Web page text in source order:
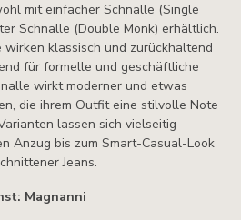
mit einfacher Schnalle (Single
Schnalle (Double Monk) erhältlich.
klassisch und zurückhaltend
für formelle und geschäftliche
wirkt moderner und etwas
die ihrem Outfit eine stilvolle Note
lassen sich vielseitig
Anzug bis zum Smart-Casual-Look
Jeans.
Magnanni